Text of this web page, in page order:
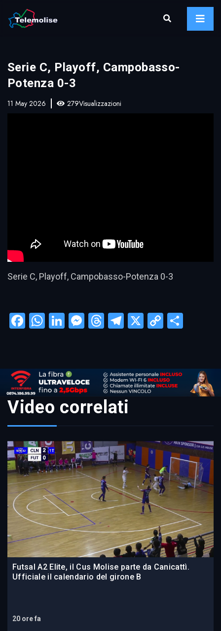
Serie C, Playoff, Campobasso-
Potenza 0-3
11 May 2026 279Visualizzazioni
Serie C, Playoff, Campobasso-Potenza 0-3
Facebook
WhatsApp
LinkedIn
Messenger
Threads
Telegram
X
Copy
Video correlati
Futsal A2 Elite, il Cus Molise parte da Canicattì.
Ufficiale il calendario del girone B
20 ore fa